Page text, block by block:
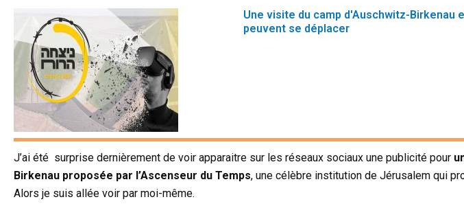
Une visite du camp d'Auschwitz-Birkenau
peuvent se déplacer
J’ai été surprise dernièrement de voir apparaitre sur les réseaux sociaux une publicité pour
Birkenau proposée par l’Ascenseur du Temps, une célèbre institution de Jérusalem qui
Alors je suis allée voir par moi-même.